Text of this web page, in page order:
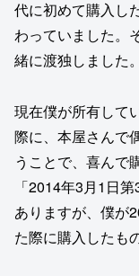
代に初めて購入し
わっていました。
緒に渡独しました。
現在僕が所有して
際に、本屋さんで
うことで、喜んで
「2014年3月1日
ありますが、僕が
た際に購入したも